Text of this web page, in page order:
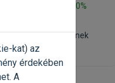
0%
terméket ismerősének
kat) az
érdekében
A